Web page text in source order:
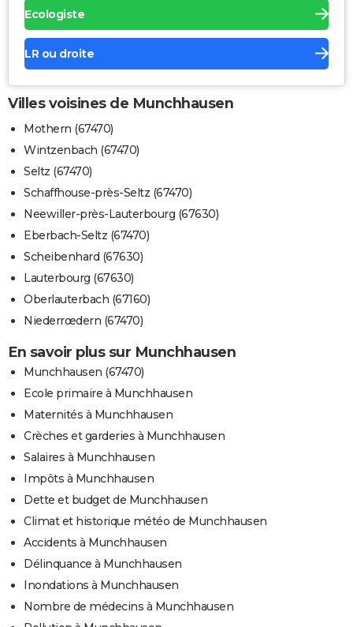
Ecologiste
LR ou droite
Villes voisines de Munchhausen
Mothern (67470)
Wintzenbach (67470)
Seltz (67470)
Schaffhouse-près-Seltz (67470)
Neewiller-près-Lauterbourg (67630)
Eberbach-Seltz (67470)
Scheibenhard (67630)
Lauterbourg (67630)
Oberlauterbach (67160)
Niederrœdern (67470)
En savoir plus sur Munchhausen
Munchhausen (67470)
Ecole primaire à Munchhausen
Maternités à Munchhausen
Crèches et garderies à Munchhausen
Salaires à Munchhausen
Impôts à Munchhausen
Dette et budget de Munchhausen
Climat et historique météo de Munchhausen
Accidents à Munchhausen
Délinquance à Munchhausen
Inondations à Munchhausen
Nombre de médecins à Munchhausen